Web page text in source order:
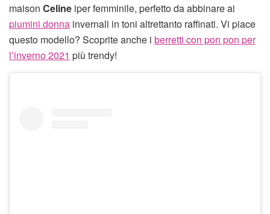
maison Celine iper femminile, perfetto da abbinare ai
piumini donna invernali in toni altrettanto raffinati. Vi piace
questo modello? Scoprite anche i berretti con pon pon per
l’inverno 2021 più trendy!